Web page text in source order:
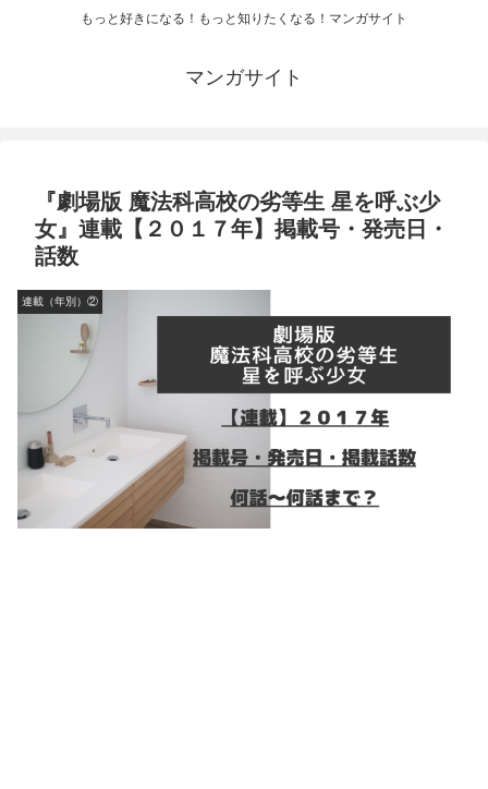
もっと好きになる！もっと知りたくなる！マンガサイト
マンガサイト
『劇場版 魔法科高校の劣等生 星を呼ぶ少
女』連載【２０１７年】掲載号・発売日・
話数
連載（年別）②